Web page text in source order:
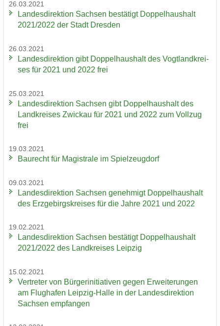
26.03.2021
Lan­des­di­rek­ti­on Sach­sen be­stä­tigt Dop­pel­haus­halt
2021/2022 der Stadt Dres­den
26.03.2021
Lan­des­di­rek­ti­on gibt Dop­pel­haus­halt des Vogt­land­krei­
ses für 2021 und 2022 frei
25.03.2021
Lan­des­di­rek­ti­on Sach­sen gibt Dop­pel­haus­halt des
Land­krei­ses Zwi­ckau für 2021 und 2022 zum Voll­zug
frei
19.03.2021
Bau­recht für Ma­gis­tra­le im Spiel­zeug­dorf
09.03.2021
Lan­des­di­rek­ti­on Sach­sen ge­neh­migt Dop­pel­haus­halt
des Erz­ge­birgs­krei­ses für die Jahre 2021 und 2022
19.02.2021
Lan­des­di­rek­ti­on Sach­sen be­stä­tigt Dop­pel­haus­halt
2021/2022 des Land­krei­ses Leip­zig
15.02.2021
Ver­tre­ter von Bür­ger­initia­ti­ven gegen Er­wei­te­run­gen
am Flug­ha­fen Leipzig-​Halle in der Lan­des­di­rek­ti­on
Sach­sen emp­fan­gen